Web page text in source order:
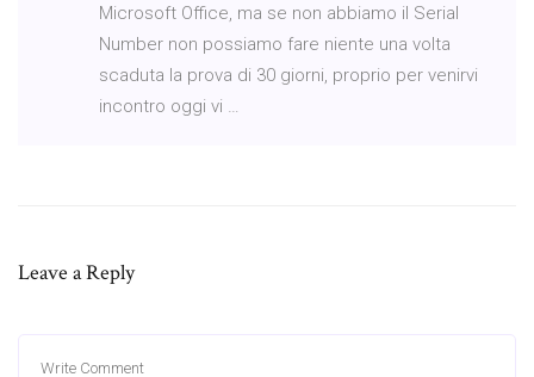
Microsoft Office, ma se non abbiamo il Serial
Number non possiamo fare niente una volta
scaduta la prova di 30 giorni, proprio per venirvi
incontro oggi vi …
Leave a Reply